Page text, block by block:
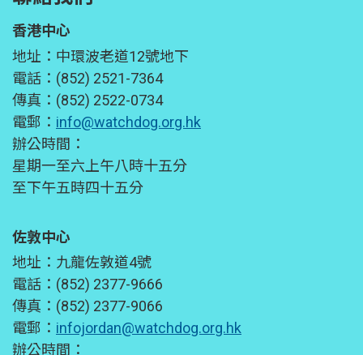
香港中心
地址：中環波老道12號地下
電話：(852) 2521-7364
傳真：(852) 2522-0734
電郵： info@watchdog.org.hk
辦公時間：
星期一至六上午八時十五分
至下午五時四十五分
佐敦中心
地址：九龍佐敦道4號
電話：(852) 2377-9666
傳真：(852) 2377-9066
電郵： infojordan@watchdog.org.hk
辦公時間：